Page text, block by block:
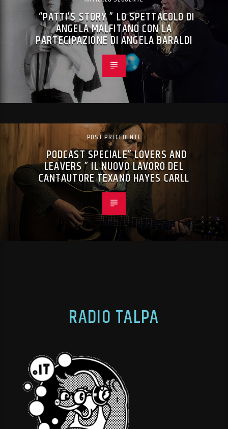
“PATTI’S STORY ” LO SPETTACOLO DI
ANGELA MALFITANO CON LA
PARTECIPAZIONE DI ANGELA BARALDI
POST PRECEDENTE
PODCAST SPECIALE” LOVERS AND
LEAVERS ” IL NUOVO LAVORO DEL
CANTAUTORE TEXANO HAYES CARLL
RADIO TALPA